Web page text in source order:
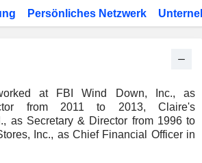
Persönliches Netzwerk
at FBI Wind Down, Inc., as
from 2011 to 2013, Claire's
as Secretary & Director from 1996 to
Inc., as Chief Financial Officer in